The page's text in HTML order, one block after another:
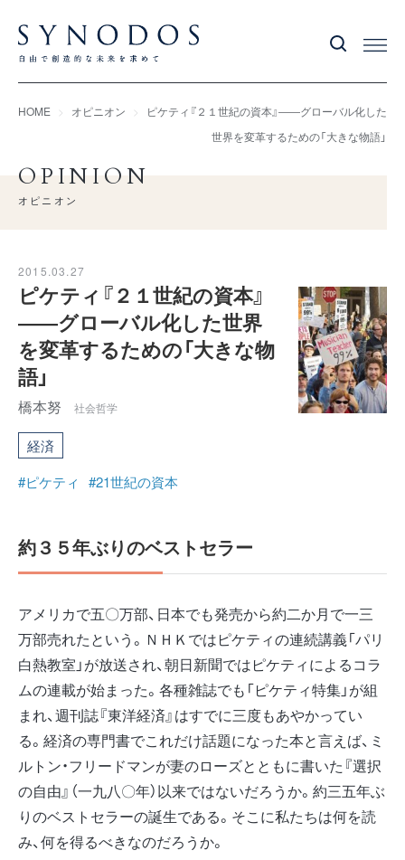
HOME オピニオン
ピケティ『２１世紀の資本』――グローバル化した
世界を変革するための「大きな物語」
OPINION
オピニオン
2015.03.27
ピケティ『２１世紀の資本』
――グローバル化した世界
を変革するための「大きな物
語」
橋本努 社会哲学
経済
#ピケティ
#21世紀の資本
約３５年ぶりのベストセラー
アメリカで五〇万部、日本でも発売から約二か月で一三
万部売れたという。ＮＨＫではピケティの連続講義「パリ
白熱教室」が放送され、朝日新聞ではピケティによるコラ
ムの連載が始まった。各種雑誌でも「ピケティ特集」が組
まれ、週刊誌『東洋経済』はすでに三度もあやかってい
る。経済の専門書でこれだけ話題になった本と言えば、ミ
ルトン・フリードマンが妻のローズとともに書いた『選択
の自由』（一九八〇年）以来ではないだろうか。約三五年ぶ
りのベストセラーの誕生である。そこに私たちは何を読
み、何を得るべきなのだろうか。